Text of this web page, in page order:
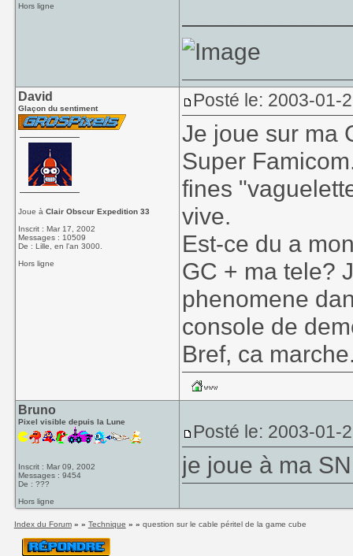
Hors ligne
David
Glaçon du sentiment
Joue àClair Obscur Expedition 33
Inscrit : Mar 17, 2002
Messages : 10509
De : Lille, en l'an 3000.
Hors ligne
Posté le: 2003-01-
Je joue sur ma
Super
fines
vive.
Est-ce du a
GC + ma tele?
phenomene
console de
Bref, ca
Bruno
Pixel visible depuis la Lune
Inscrit : Mar 09, 2002
Messages : 9454
De : ???
Hors ligne
Posté le: 2003-01-
je joue à ma
Index du Forum» » Technique » » question sur le cable péritel de la game cube